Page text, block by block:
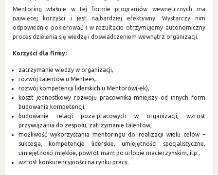
Mentoring właśnie w tej formie programów wewnętrznych ma
najwięcej korzyści i jest najbardziej efektywny. Wystarczy nim
odpowiednio pokierować i w rezultacie otrzymujemy autonomiczny
proces dzielenia się wiedzą i doświadczeniem wewnątrz organizacji.
Korzyści dla firmy:
zatrzymanie wiedzy w organizacji,
rozwój talentów u Mentees,
rozwój kompetencji liderskich u Mentorów(-ek),
koszt jednostkowy rozwoju pracownika mniejszy od innych form
budowania kompetencji,
budowanie relacji poza-pracowych w organizacji, wzrost
przywiązania do zespołu, zatrzymanie talentów,
możliwość wykorzystania mentoringu do realizacji wielu celów –
sukcesja, kompetencje liderskie, umiejętności specjalistyczne,
umiejętności miękkie, powrót mam po urlopie macierzyńskim, itp.,
wzrost konkurencyjności na rynku pracy.